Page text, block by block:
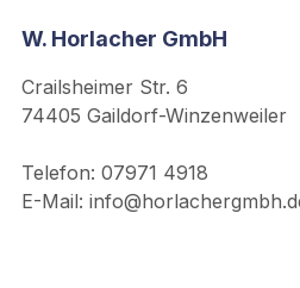
W. Horlacher GmbH
Crailsheimer Str. 6
74405 Gaildorf-Winzenweiler
Telefon: 07971 4918
E-Mail: